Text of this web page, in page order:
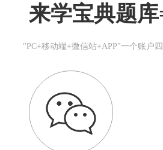
来学宝典题
"PC+移动端+微信站+APP"一个账户